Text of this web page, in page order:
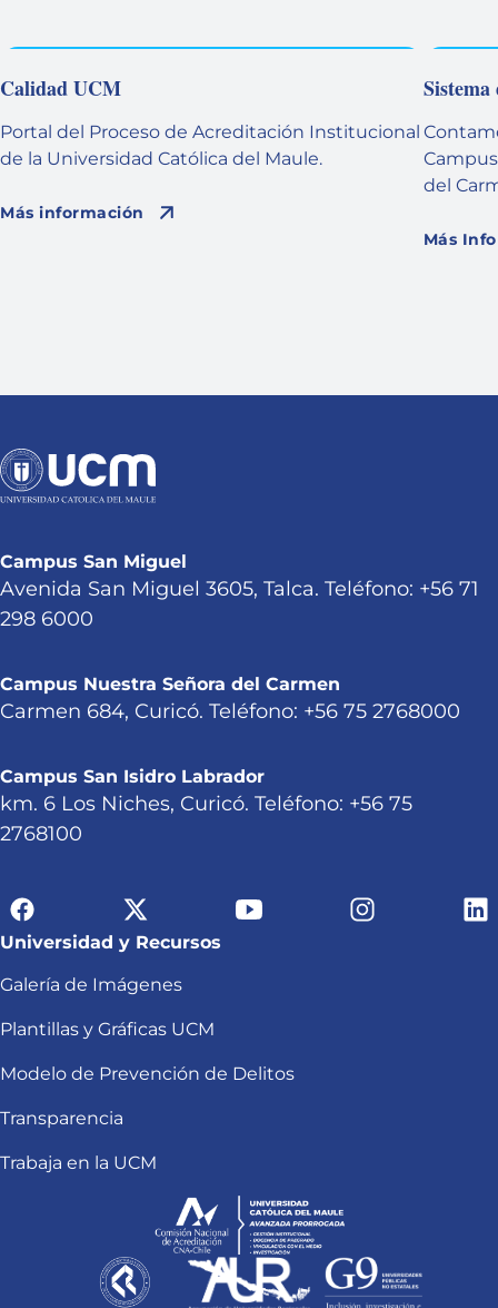
Calidad UCM
Portal del Proceso de Acreditación Institucional
de la Universidad Católica del Maule.
Más información
del
Más
Campus San Miguel
Avenida San Miguel 3605, Talca. Teléfono: +56 71
298 6000
Campus Nuestra Señora del Carmen
Carmen 684, Curicó. Teléfono: +56 75 2768000
Campus San Isidro Labrador
km. 6 Los Niches, Curicó. Teléfono: +56 75
2768100
Universidad y Recursos
Galería de Imágenes
Plantillas y Gráficas UCM
Modelo de Prevención de Delitos
Transparencia
Trabaja en la UCM